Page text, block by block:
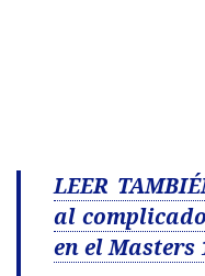
LEER
al
en el Masters